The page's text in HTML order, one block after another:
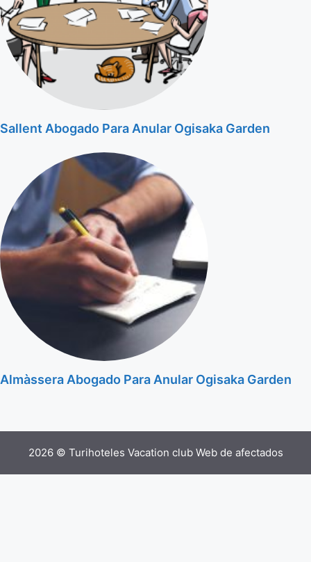
Sallent Abogado Para Anular Ogisaka Garden
Almàssera Abogado Para Anular Ogisaka Garden
2026 © Turihoteles Vacation club Web de afectados